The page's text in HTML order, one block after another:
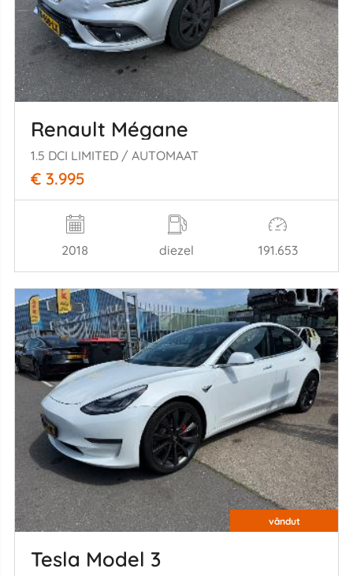
Renault Mégane
1.5 DCI LIMITED / AUTOMAAT
€ 3.995
2018 diezel 191.653
vândut
Tesla Model 3